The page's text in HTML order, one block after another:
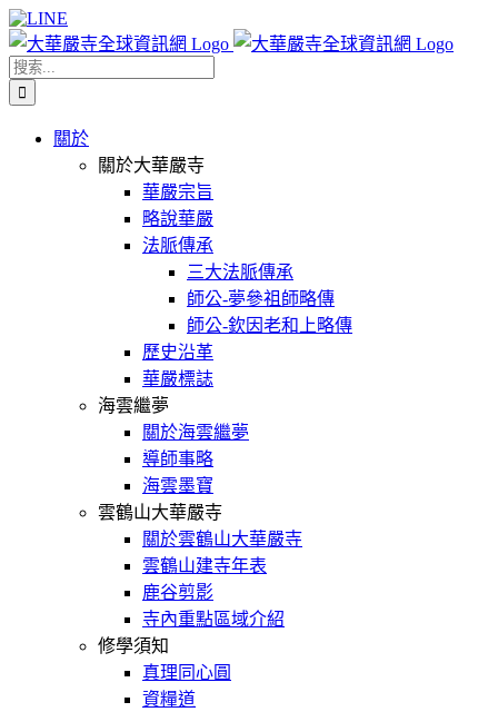
Skip
to
content
Facebook
X
WeChat
YouTube
LINE
搜
索
關於
關於大華嚴寺
華嚴宗旨
略說華嚴
法脈傳承
三大法脈傳承
師公-夢參祖師略傳
師公-欽因老和上略傳
歷史沿革
華嚴標誌
海雲繼夢
關於海雲繼夢
導師事略
海雲墨寶
雲鶴山大華嚴寺
關於雲鶴山大華嚴寺
雲鶴山建寺年表
鹿谷剪影
寺內重點區域介紹
修學須知
真理同心圓
資糧道